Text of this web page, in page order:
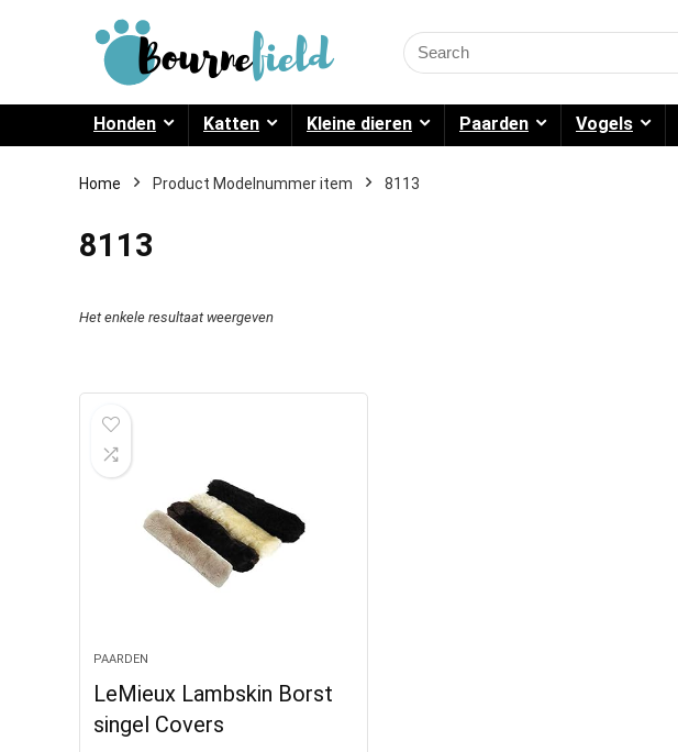
Search
for:
Honden Katten Kleine dieren Paarden Vogels
Home Product Modelnummer item 8113
8113
Het enkele resultaat weergeven
PAARDEN
LeMieux Lambskin Borst
singel Covers